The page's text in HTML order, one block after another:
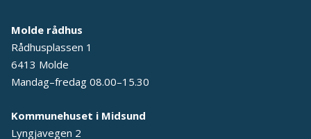
Molde rådhus
Rådhusplassen 1
6413 Molde
Mandag–fredag 08.00–15.30
Kommunehuset i Midsund
Lyngjavegen 2